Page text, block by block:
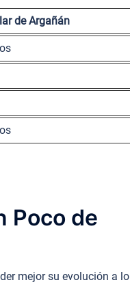
de Argañán
Poco de
mejor su evolución a lo